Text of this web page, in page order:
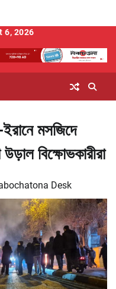
6, 2026
মসজিদে
বিক্ষোভকারীরা
Desk